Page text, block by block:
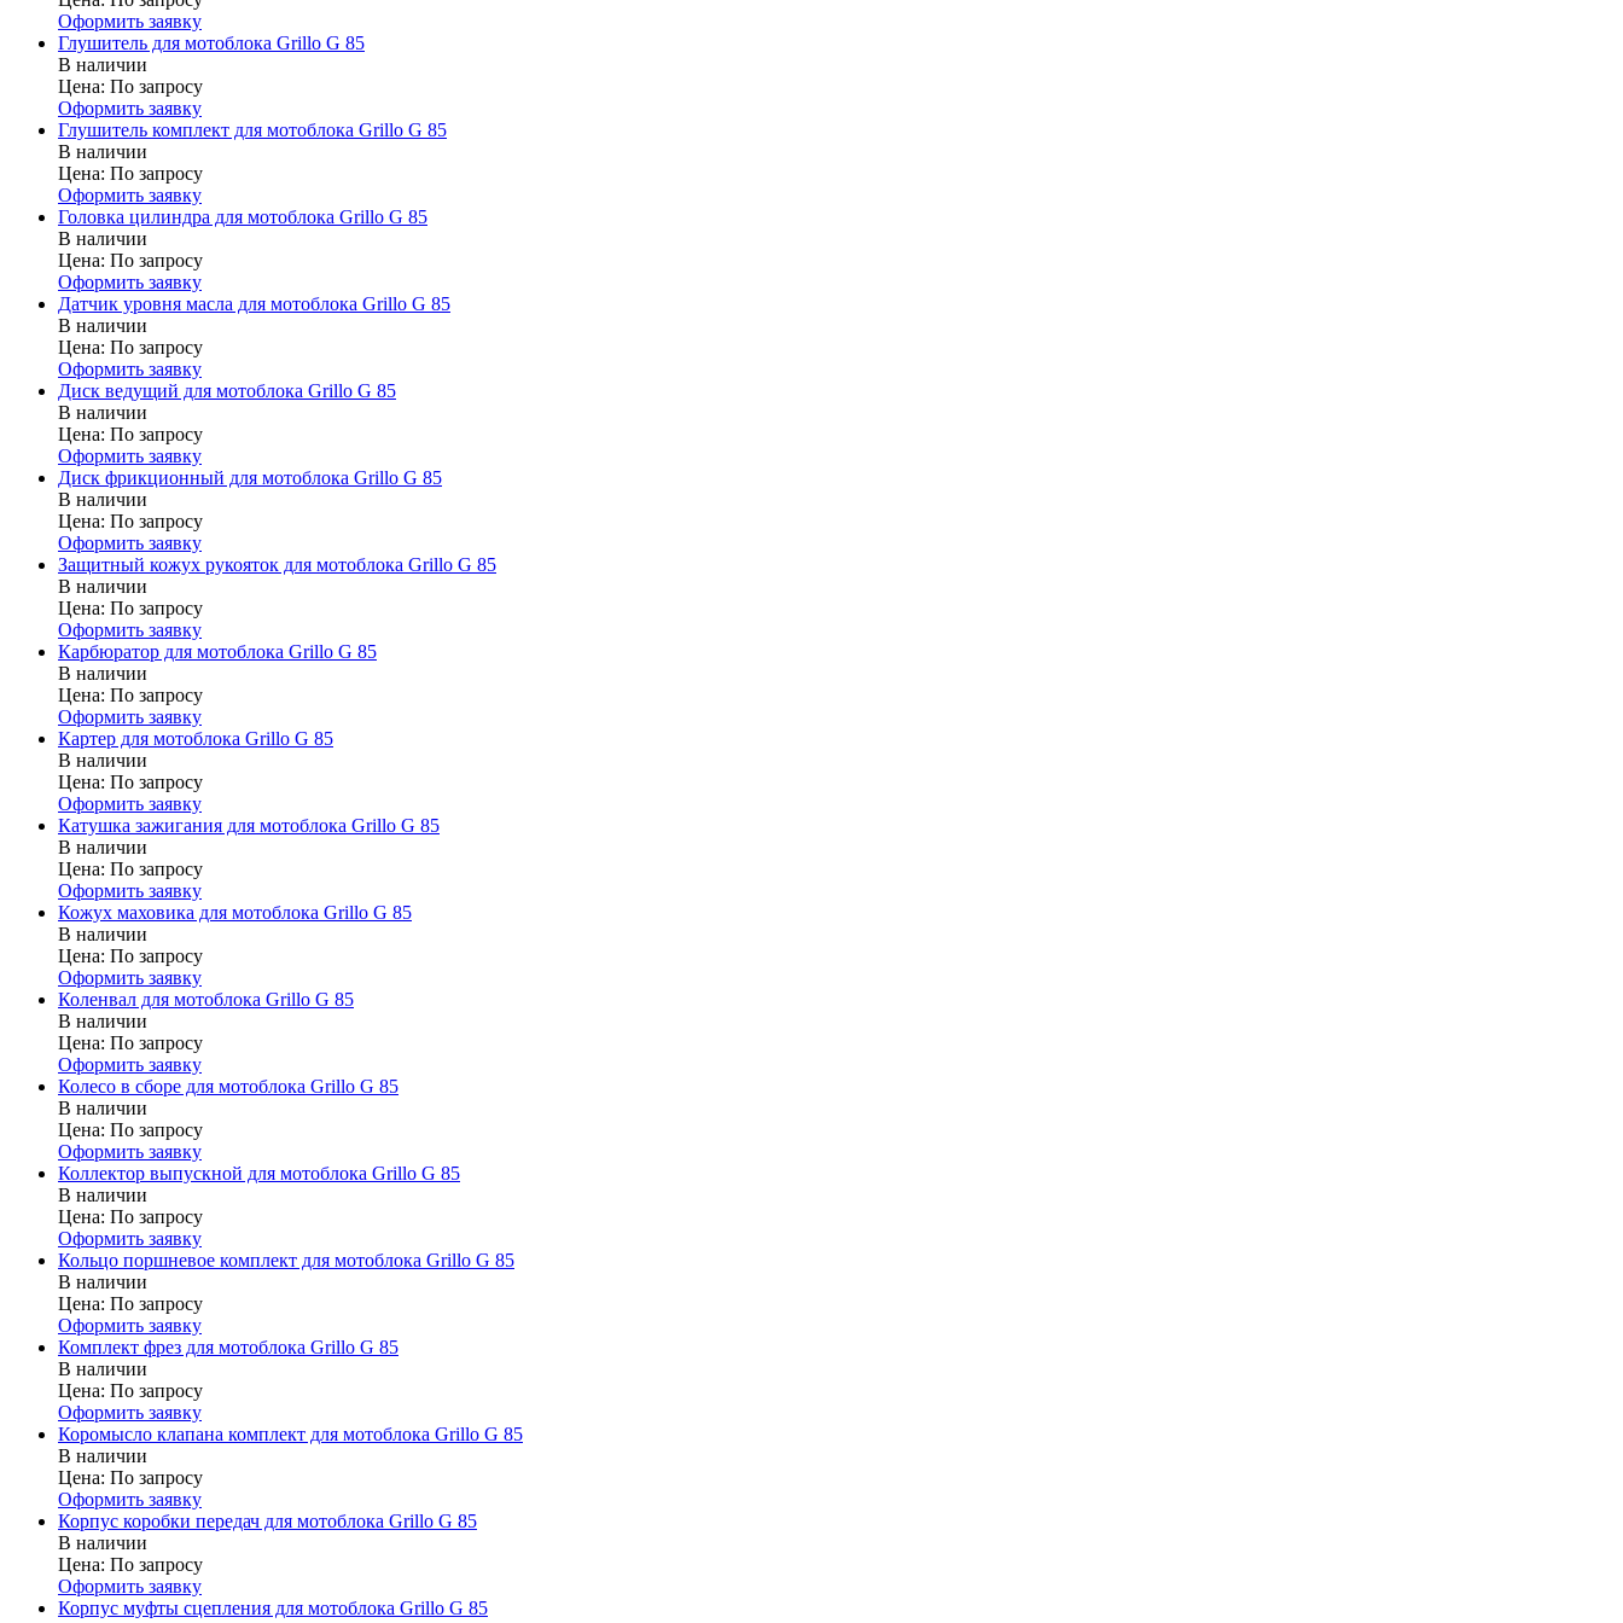
Оформить заявку
Глушитель для мотоблока Grillo G 85
В наличии
Цена: По запросу
Оформить заявку
Глушитель комплект для мотоблока Grillo G 85
В наличии
Цена: По запросу
Оформить заявку
Головка цилиндра для мотоблока Grillo G 85
В наличии
Цена: По запросу
Оформить заявку
Датчик уровня масла для мотоблока Grillo G 85
В наличии
Цена: По запросу
Оформить заявку
Диск ведущий для мотоблока Grillo G 85
В наличии
Цена: По запросу
Оформить заявку
Диск фрикционный для мотоблока Grillo G 85
В наличии
Цена: По запросу
Оформить заявку
Защитный кожух рукояток для мотоблока Grillo G 85
В наличии
Цена: По запросу
Оформить заявку
Карбюратор для мотоблока Grillo G 85
В наличии
Цена: По запросу
Оформить заявку
Картер для мотоблока Grillo G 85
В наличии
Цена: По запросу
Оформить заявку
Катушка зажигания для мотоблока Grillo G 85
В наличии
Цена: По запросу
Оформить заявку
Кожух маховика для мотоблока Grillo G 85
В наличии
Цена: По запросу
Оформить заявку
Коленвал для мотоблока Grillo G 85
В наличии
Цена: По запросу
Оформить заявку
Колесо в сборе для мотоблока Grillo G 85
В наличии
Цена: По запросу
Оформить заявку
Коллектор выпускной для мотоблока Grillo G 85
В наличии
Цена: По запросу
Оформить заявку
Кольцо поршневое комплект для мотоблока Grillo G 85
В наличии
Цена: По запросу
Оформить заявку
Комплект фрез для мотоблока Grillo G 85
В наличии
Цена: По запросу
Оформить заявку
Коромысло клапана комплект для мотоблока Grillo G 85
В наличии
Цена: По запросу
Оформить заявку
Корпус коробки передач для мотоблока Grillo G 85
В наличии
Цена: По запросу
Оформить заявку
Корпус муфты сцепления для мотоблока Grillo G 85